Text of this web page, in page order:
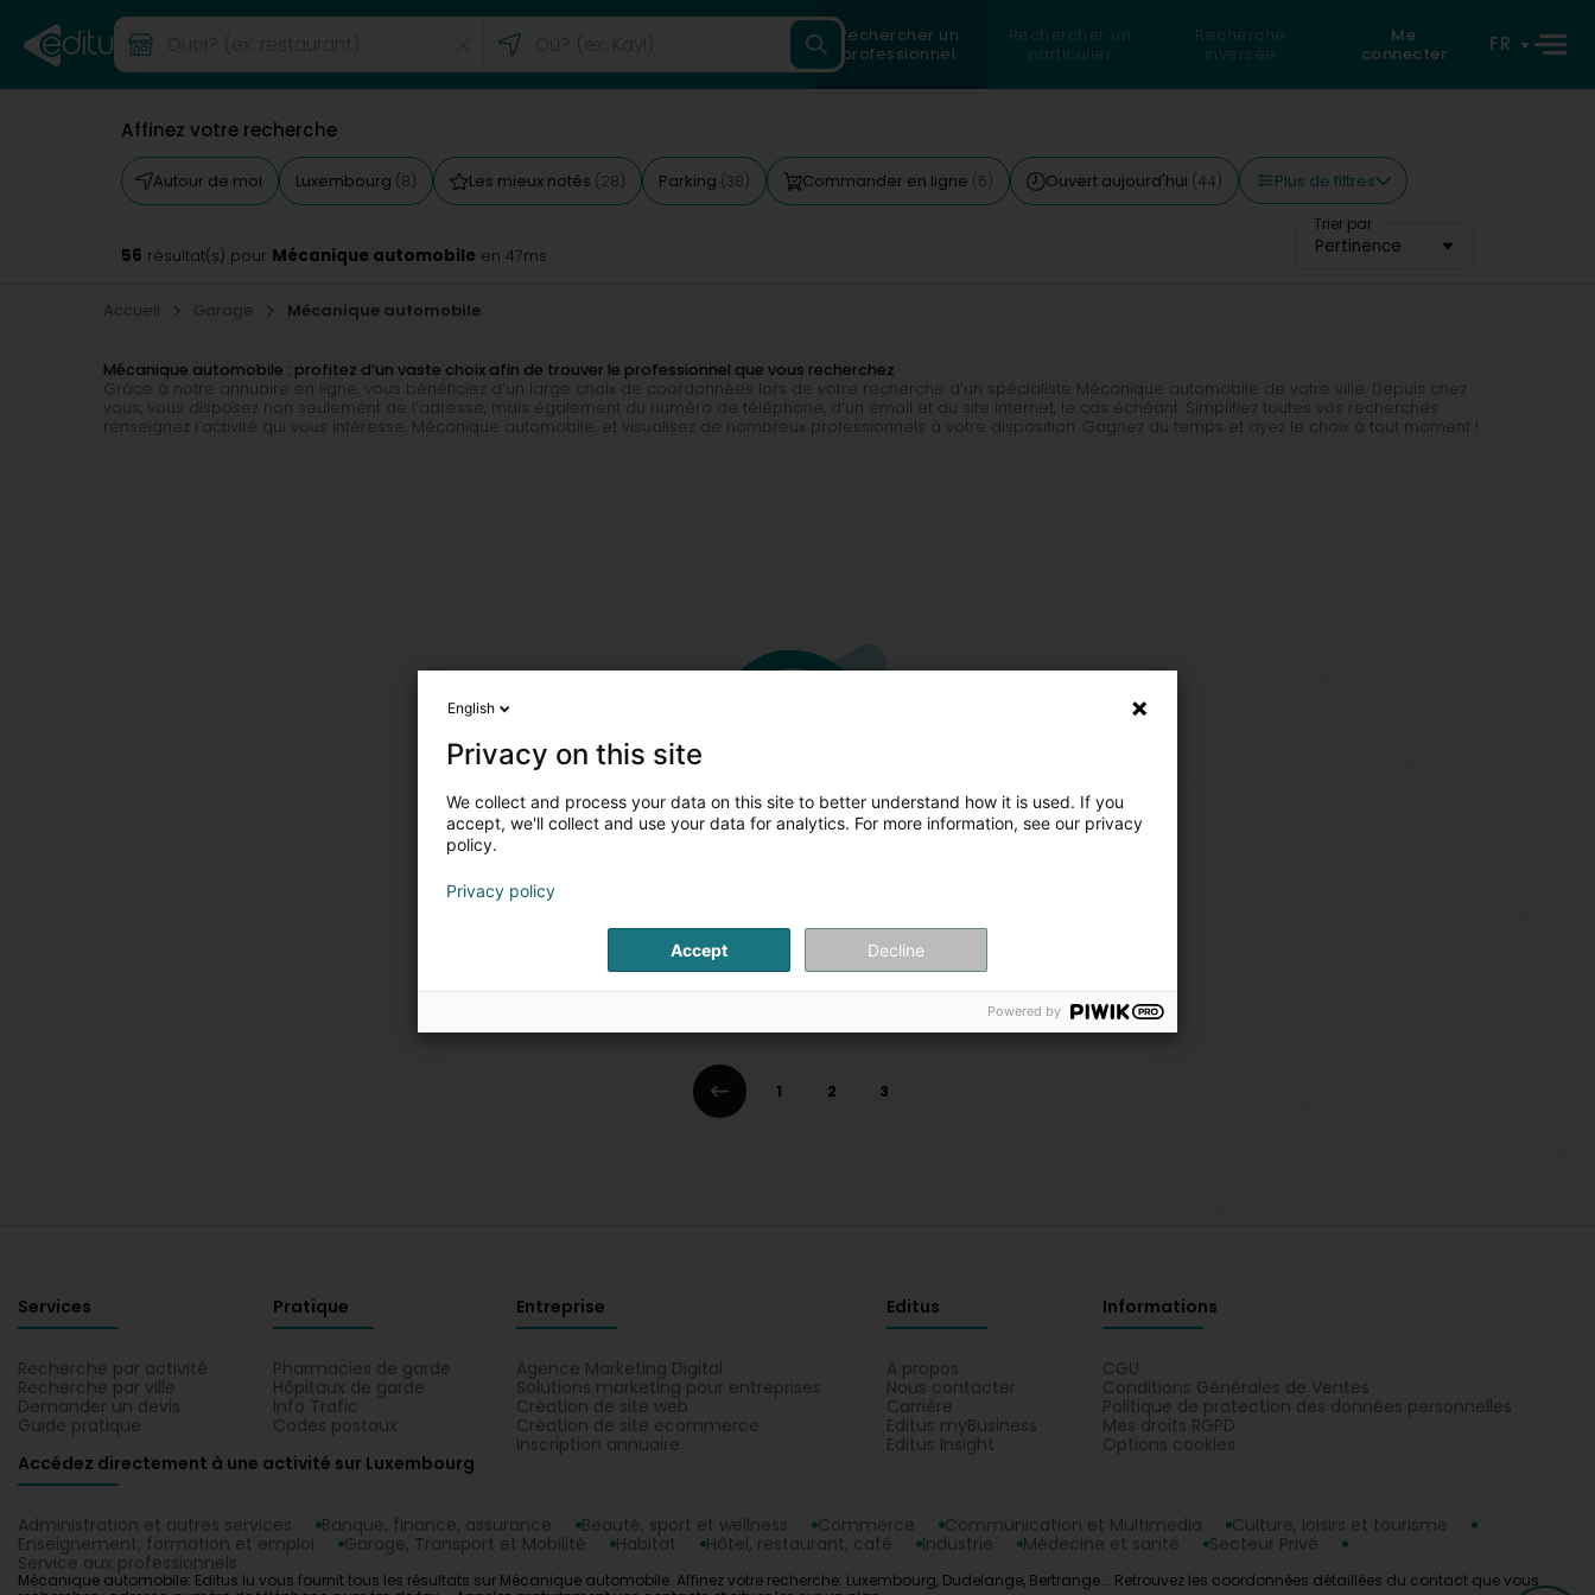
Rechercher un
professionnel
Rechercher un
particulier
Recherche
inversée
Me
connecter
FR
Affinez votre recherche
Autour de moi Luxembourg (8) Les mieux notés (28) Parking (38) Commander en ligne (6) Ouvert aujourd'hui (44) Plus de filtres
Trier par
Pertinence
56 résultat(s) pour Mécanique automobile en 47ms
Accueil Garage Mécanique automobile
Mécanique automobile : profitez d’un vaste choix afin de trouver le professionnel que vous recherchez
Grâce à notre annuaire en ligne, vous bénéficiez d’un large choix de coordonnées lors de votre recherche d’un spécialiste Mécanique automobile de votre ville. Depuis chez
vous, vous disposez non seulement de l’adresse, mais également du numéro de téléphone, d’un email et du site internet, le cas échéant. Simplifiez toutes vos recherches :
renseignez l’activité qui vous intéresse, Mécanique automobile, et visualisez de nombreux professionnels à votre disposition. Gagnez du temps et ayez le choix à tout moment !
1 2 3
Services
Recherche par activité
Recherche par ville
Demander un devis
Guide pratique
Pratique
Pharmacies de garde
Hôpitaux de garde
Info Trafic
Codes postaux
Entreprise
Agence Marketing Digital
Solutions marketing pour entreprises
Création de site web
Création de site ecommerce
Inscription annuaire
Editus
A propos
Nous contacter
Carrière
Editus myBusiness
Editus Insight
Informations
CGU
Conditions Générales de Ventes
Politique de protection des données personnelles
Mes droits RGPD
Options cookies
Accédez directement à une activité sur Luxembourg
Administration et autres services Banque, finance, assurance Beauté, sport et wellness Commerce Communication et Multimedia
Culture, loisirs et tourisme
Enseignement, formation et emploi
Garage, Transport et Mobilité Habitat Hôtel, restaurant, café Industrie Médecine et santé
Secteur Privé
Service aux professionnels
Mécanique automobile: Editus.lu vous fournit tous les résultats sur Mécanique automobile. Affinez votre recherche: Luxembourg, Dudelange, Bertrange... Retrouvez les coordonnées détaillées du contact que vous
English
Privacy on this site
We collect and process your data on this site to better understand how it is used. If you
accept, we'll collect and use your data for analytics. For more information, see our privacy
policy.
Privacy policy
Accept Decline
Powered by